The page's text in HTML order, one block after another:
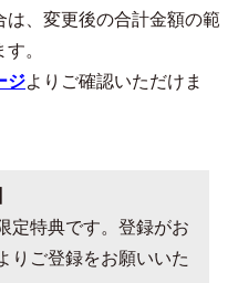
は、変更後の合計金額の範
。
ジよりご確認いただけま
定特典です。登録がお
りご登録をお願いいた